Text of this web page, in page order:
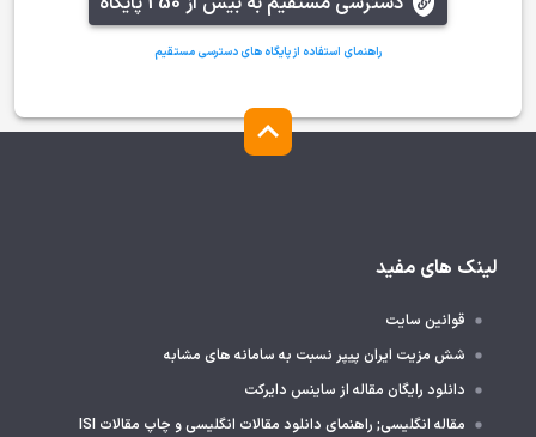
راهنمای استفاده از پایگاه های دسترسی مستقیم
لینک های مفید
قوانین سایت
شش مزیت ایران پیپر نسبت به سامانه های مشابه
دانلود رایگان مقاله از ساینس دایرکت
مقاله انگلیسی; راهنمای دانلود مقالات انگلیسی و چاپ مقالات ISI